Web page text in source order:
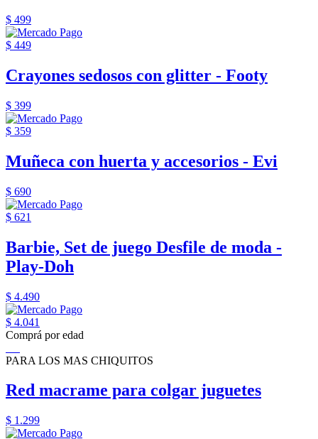
$ 499
$ 449
Crayones sedosos con glitter - Footy
$ 399
$ 359
Muñeca con huerta y accesorios - Evi
$ 690
$ 621
Barbie, Set de juego Desfile de moda -
Play-Doh
$ 4.490
$ 4.041
Comprá por edad
PARA LOS MAS CHIQUITOS
Red macrame para colgar juguetes
$ 1.299